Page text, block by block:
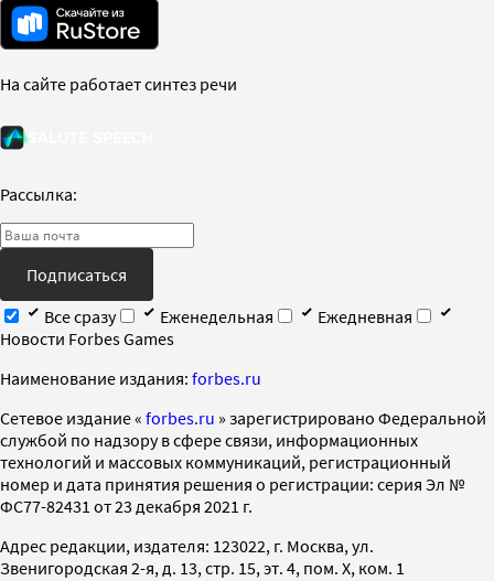
На сайте работает синтез речи
Рассылка:
Подписаться
Все сразу
Еженедельная
Ежедневная
Новости Forbes Games
Наименование издания: forbes.ru
Cетевое издание « forbes.ru » зарегистрировано Федеральной
службой по надзору в сфере связи, информационных
технологий и массовых коммуникаций, регистрационный
номер и дата принятия решения о регистрации: серия Эл №
ФС77-82431 от 23 декабря 2021 г.
Адрес редакции, издателя: 123022, г. Москва, ул.
Звенигородская 2-я, д. 13, стр. 15, эт. 4, пом. X, ком. 1